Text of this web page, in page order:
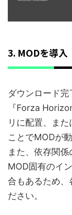
3. MODを導入
ダウンロード
『Forza
リに配置、ま
ことでMODが
また、依存関係
MOD固有のイ
合もあるため、
ださい。